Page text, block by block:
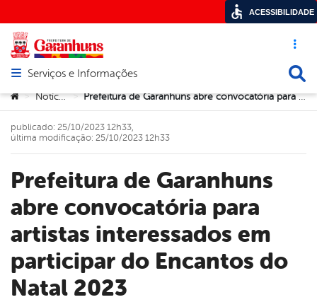
Acesso
Abrir menu principal de navegação
Serviços e Informações
Você está aqui:
> Notícias > Prefeitura de Garanhuns abre convocatória para artistas interessados em participar do Encantos do Natal 2023
Prefeitura de Garanhuns
abre convocatória para
artistas interessados em
participar do Encantos do
Natal 2023
publicado: 25/10/2023 12h33,
última modificação: 25/10/2023 12h33
ACESSIBILIDADE